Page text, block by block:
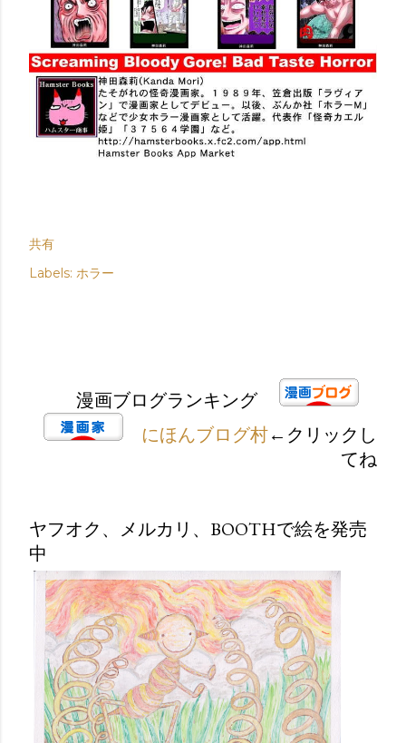
共有
Labels: ホラー
漫画ブログランキング
にほんブログ村←クリックし
てね
ヤフオク、メルカリ、BOOTHで絵を発売
中